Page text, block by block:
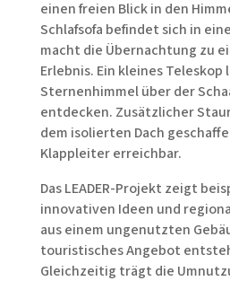
einen freien Blick in den
Schlafsofa befindet sich in
macht die Übernachtung zu
Erlebnis. Ein kleines Teleskop
Sternenhimmel über der
entdecken. Zusätzlicher
dem isolierten Dach
Klappleiter erreichbar.
Das LEADER-Projekt zeigt
innovativen Ideen und
aus einem ungenutzten
touristisches Angebot
Gleichzeitig trägt die